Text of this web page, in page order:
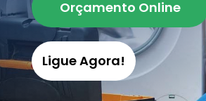
Orçamento Online
Ligue Agora!